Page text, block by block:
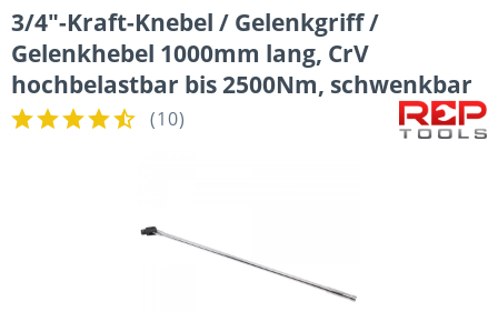
3/4"-Kraft-Knebel / Gelenkgriff /
Gelenkhebel 1000mm lang, CrV
hochbelastbar bis 2500Nm, schwenkbar
(10)